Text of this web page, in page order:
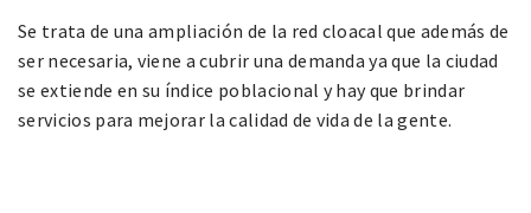
Se trata de una ampliación de la red cloacal que además de
ser necesaria, viene a cubrir una demanda ya que la ciudad
se extiende en su índice poblacional y hay que brindar
servicios para mejorar la calidad de vida de la gente.